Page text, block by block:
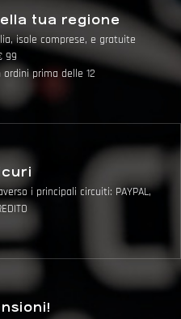
tua regione
isole comprese, e gratuite
99
prima delle 12
i principali circuiti: PAYPAL,